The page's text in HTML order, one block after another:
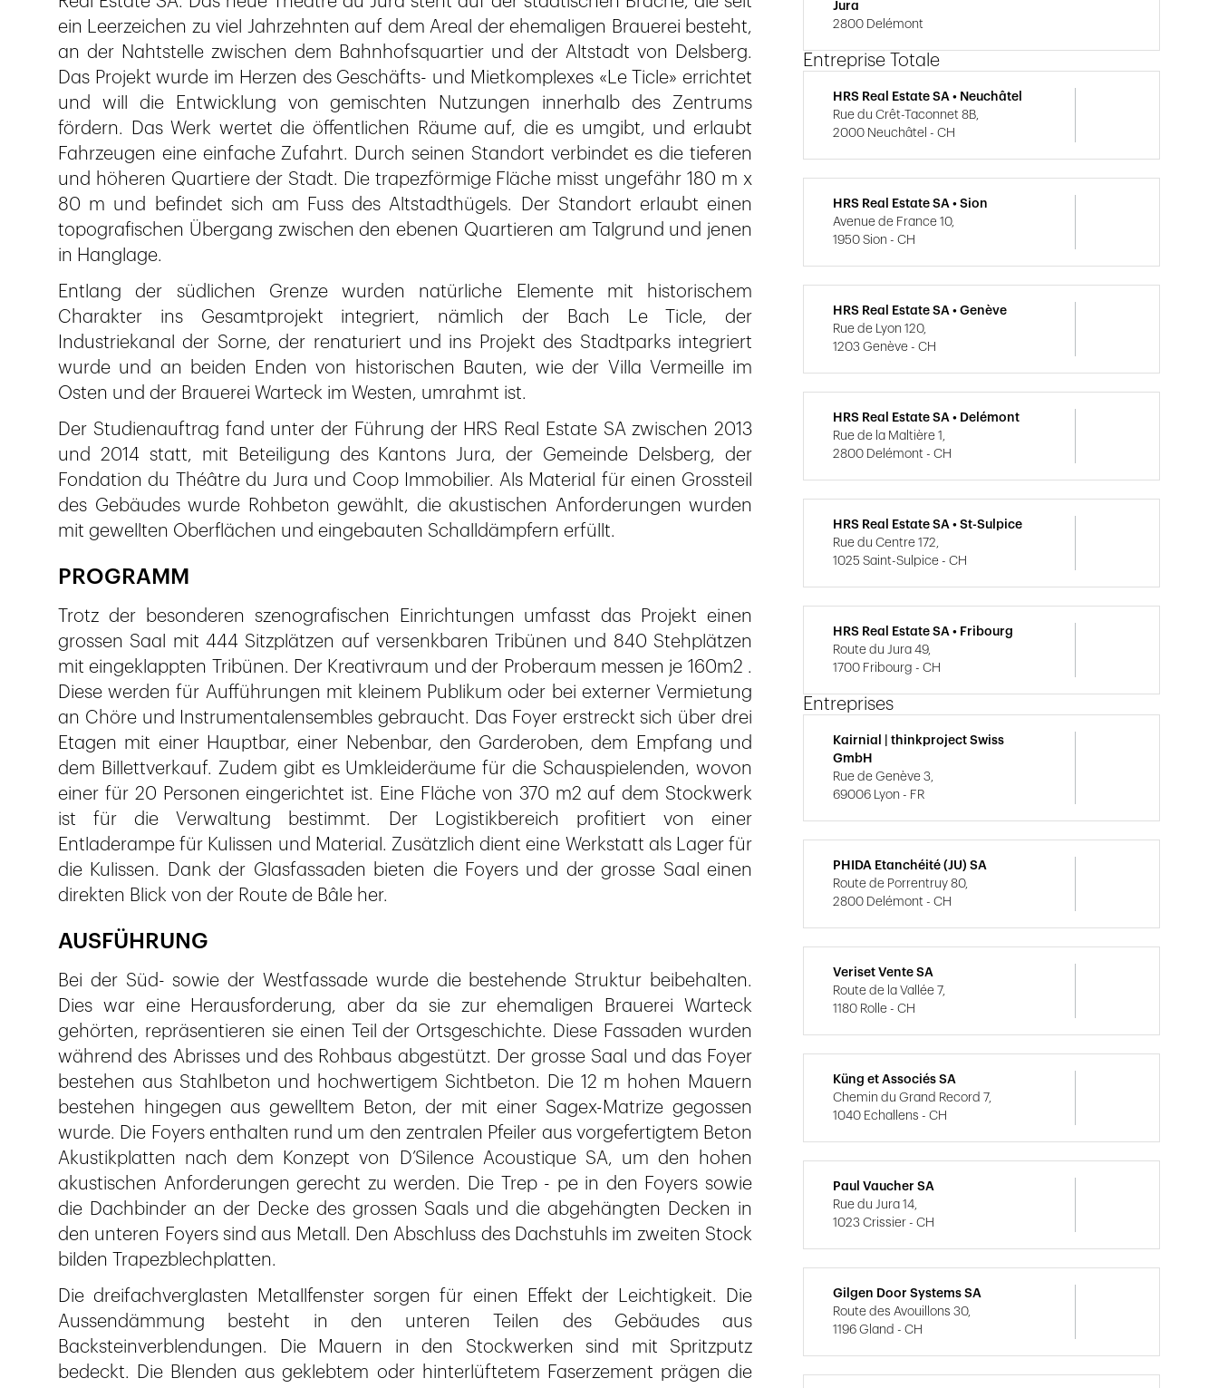
ein Leerzeichen zu viel Jahrzehnten auf dem Areal der ehemaligen Brauerei besteht,
an der Nahtstelle zwischen dem Bahnhofsquartier und der Altstadt von Delsberg.
Das Projekt wurde im Herzen des Geschäfts- und Mietkomplexes «Le Ticle» errichtet
und will die Entwicklung von gemischten Nutzungen innerhalb des Zentrums
fördern. Das Werk wertet die öffentlichen Räume auf, die es umgibt, und erlaubt
Fahrzeugen eine einfache Zufahrt. Durch seinen Standort verbindet es die tieferen
und höheren Quartiere der Stadt. Die trapezförmige Fläche misst ungefähr 180 m x
80 m und befindet sich am Fuss des Altstadthügels. Der Standort erlaubt einen
topografischen Übergang zwischen den ebenen Quartieren am Talgrund und jenen
in Hanglage.
Entlang der südlichen Grenze wurden natürliche Elemente mit historischem
Charakter ins Gesamtprojekt integriert, nämlich der Bach Le Ticle, der
Industriekanal der Sorne, der renaturiert und ins Projekt des Stadtparks integriert
wurde und an beiden Enden von historischen Bauten, wie der Villa Vermeille im
Osten und der Brauerei Warteck im Westen, umrahmt ist.
Der Studienauftrag fand unter der Führung der HRS Real Estate SA zwischen 2013
und 2014 statt, mit Beteiligung des Kantons Jura, der Gemeinde Delsberg, der
Fondation du Théâtre du Jura und Coop Immobilier. Als Material für einen Grossteil
des Gebäudes wurde Rohbeton gewählt, die akustischen Anforderungen wurden
mit gewellten Oberflächen und eingebauten Schalldämpfern erfüllt.
PROGRAMM
Trotz der besonderen szenografischen Einrichtungen umfasst das Projekt einen
grossen Saal mit 444 Sitzplätzen auf versenkbaren Tribünen und 840 Stehplätzen
mit eingeklappten Tribünen. Der Kreativraum und der Proberaum messen je 160m2 .
Diese werden für Aufführungen mit kleinem Publikum oder bei externer Vermietung
an Chöre und Instrumentalensembles gebraucht. Das Foyer erstreckt sich über drei
Etagen mit einer Hauptbar, einer Nebenbar, den Garderoben, dem Empfang und
dem Billettverkauf. Zudem gibt es Umkleideräume für die Schauspielenden, wovon
einer für 20 Personen eingerichtet ist. Eine Fläche von 370 m2 auf dem Stockwerk
ist für die Verwaltung bestimmt. Der Logistikbereich profitiert von einer
Entladerampe für Kulissen und Material. Zusätzlich dient eine Werkstatt als Lager für
die Kulissen. Dank der Glasfassaden bieten die Foyers und der grosse Saal einen
direkten Blick von der Route de Bâle her.
AUSFÜHRUNG
Bei der Süd- sowie der Westfassade wurde die bestehende Struktur beibehalten.
Dies war eine Herausforderung, aber da sie zur ehemaligen Brauerei Warteck
gehörten, repräsentieren sie einen Teil der Ortsgeschichte. Diese Fassaden wurden
während des Abrisses und des Rohbaus abgestützt. Der grosse Saal und das Foyer
bestehen aus Stahlbeton und hochwertigem Sichtbeton. Die 12 m hohen Mauern
bestehen hingegen aus gewelltem Beton, der mit einer Sagex-Matrize gegossen
wurde. Die Foyers enthalten rund um den zentralen Pfeiler aus vorgefertigtem Beton
Akustikplatten nach dem Konzept von D’Silence Acoustique SA, um den hohen
akustischen Anforderungen gerecht zu werden. Die Trep - pe in den Foyers sowie
die Dachbinder an der Decke des grossen Saals und die abgehängten Decken in
den unteren Foyers sind aus Metall. Den Abschluss des Dachstuhls im zweiten Stock
bilden Trapezblechplatten.
Die dreifachverglasten Metallfenster sorgen für einen Effekt der Leichtigkeit. Die
Aussendämmung besteht in den unteren Teilen des Gebäudes aus
Backsteinverblendungen. Die Mauern in den Stockwerken sind mit Spritzputz
bedeckt. Die Blenden aus geklebtem oder hinterlüftetem Faserzement prägen die
Jura
2800 Delémont
Entreprise Totale
HRS Real Estate SA • Neuchâtel
Rue du Crêt-Taconnet 8B,
2000 Neuchâtel - CH
HRS Real Estate SA • Sion
Avenue de France 10,
1950 Sion - CH
HRS Real Estate SA • Genève
Rue de Lyon 120,
1203 Genève - CH
HRS Real Estate SA • Delémont
Rue de la Maltière 1,
2800 Delémont - CH
HRS Real Estate SA • St-Sulpice
Rue du Centre 172,
1025 Saint-Sulpice - CH
HRS Real Estate SA • Fribourg
Route du Jura 49,
1700 Fribourg - CH
Entreprises
Kairnial | thinkproject Swiss
GmbH
Rue de Genève 3,
69006 Lyon - FR
PHIDA Etanchéité (JU) SA
Route de Porrentruy 80,
2800 Delémont - CH
Veriset Vente SA
Route de la Vallée 7,
1180 Rolle - CH
Küng et Associés SA
Chemin du Grand Record 7,
1040 Echallens - CH
Paul Vaucher SA
Rue du Jura 14,
1023 Crissier - CH
Gilgen Door Systems SA
Route des Avouillons 30,
1196 Gland - CH